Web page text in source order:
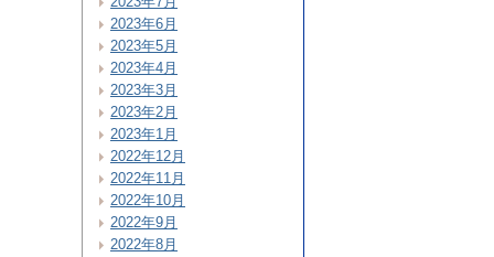
2023年6月
2023年5月
2023年4月
2023年3月
2023年2月
2023年1月
2022年12月
2022年11月
2022年10月
2022年9月
2022年8月